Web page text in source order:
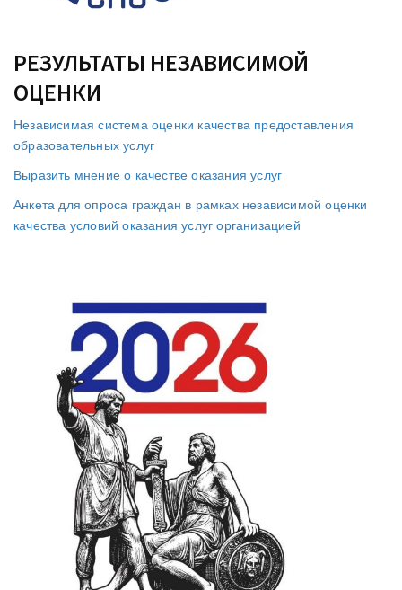
РЕЗУЛЬТАТЫ НЕЗАВИСИМОЙ
ОЦЕНКИ
Независимая система оценки качества предоставления
образовательных услуг
Выразить мнение о качестве оказания услуг
Анкета для опроса граждан в рамках независимой оценки
качества условий оказания услуг организацией